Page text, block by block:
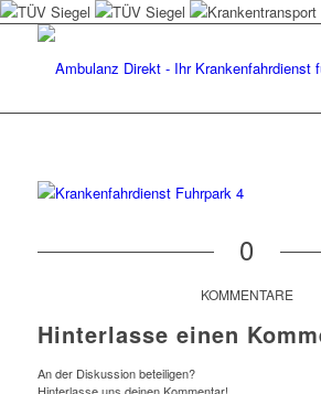
0
KOMMENTARE
Hinterlasse einen
An der Diskussion beteiligen?